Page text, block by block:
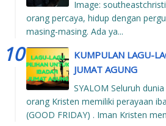
Image:
orang percaya, hidup dengan
masing-masing. Ada ya...
KUMPULAN LAGU-
JUMAT AGUNG
SYALOM Seluruh
orang Kristen memiliki perayaan
(GOOD FRIDAY) . Iman Kristen